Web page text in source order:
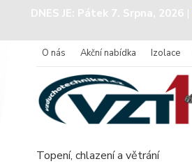
DNES JE: Pátek 7. Srpna, 2026 |
O nás Akční nabídka Izolace
Topení, chlazení a větrání